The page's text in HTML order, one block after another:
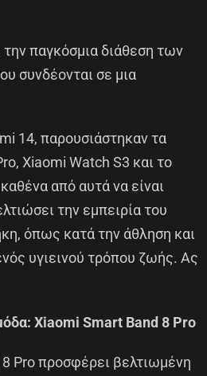
παγκόσμια διάθεση των
συνδέονται σε μια
14, παρουσιάστηκαν τα
Xiaomi Watch S3 και το
από αυτά να είναι
την εμπειρία του
όπως κατά την άθληση και
υγιεινού τρόπου ζωής. Ας
Xiaomi Smart Band 8 Pro
Pro προσφέρει βελτιωμένη